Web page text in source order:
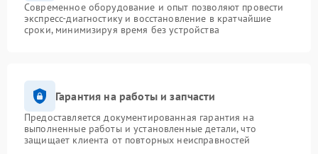
Современное оборудование и опыт позволяют провести
экспресс-диагностику и восстановление в кратчайшие
сроки, минимизируя время без устройства
Гарантия на работы и запчасти
Предоставляется документированная гарантия на
выполненные работы и установленные детали, что
защищает клиента от повторных неисправностей